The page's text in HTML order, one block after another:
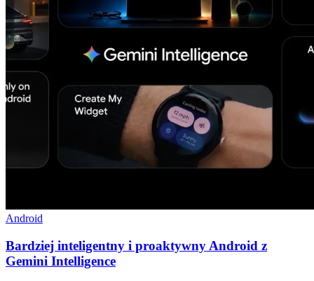
Android
Bardziej inteligentny i proaktywny Android z
Gemini Intelligence